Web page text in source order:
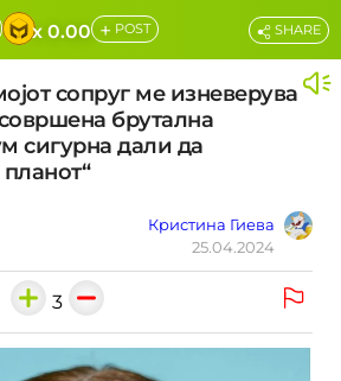
x 0.00 + POST
сопруг ме изневерува
брутална
сигурна дали да
Кристина Гиева
25.04.2024
SHARE
3